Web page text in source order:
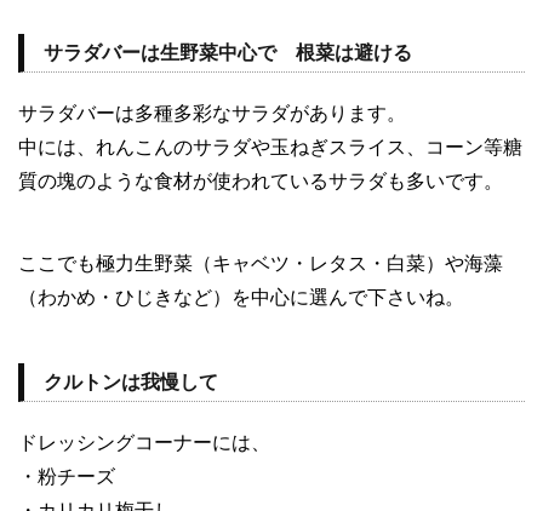
サラダバーは生野菜中心で 根菜は避ける
サラダバーは多種多彩なサラダがあります。
中には、れんこんのサラダや玉ねぎスライス、コーン等糖
質の塊のような食材が使われているサラダも多いです。
ここでも極力生野菜（キャベツ・レタス・白菜）や海藻
（わかめ・ひじきなど）を中心に選んで下さいね。
クルトンは我慢して
ドレッシングコーナーには、
・粉チーズ